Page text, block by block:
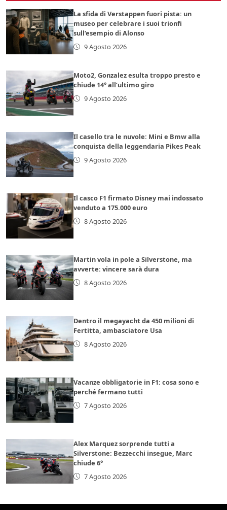
La sfida di Verstappen fuori pista: un
museo per celebrare i suoi trionfi
sull’esempio di Alonso
9 Agosto 2026
Moto2, Gonzalez esulta troppo presto e
chiude 14° all’ultimo giro
9 Agosto 2026
Il casello tra le nuvole: Mini e Bmw alla
conquista della leggendaria Pikes Peak
9 Agosto 2026
Il casco F1 firmato Disney mai indossato
venduto a 175.000 euro
8 Agosto 2026
Martin vola in pole a Silverstone, ma
avverte: vincere sarà dura
8 Agosto 2026
Dentro il megayacht da 450 milioni di
Fertitta, ambasciatore Usa
8 Agosto 2026
Vacanze obbligatorie in F1: cosa sono e
perché fermano tutti
7 Agosto 2026
Alex Marquez sorprende tutti a
Silverstone: Bezzecchi insegue, Marc
chiude 6°
7 Agosto 2026